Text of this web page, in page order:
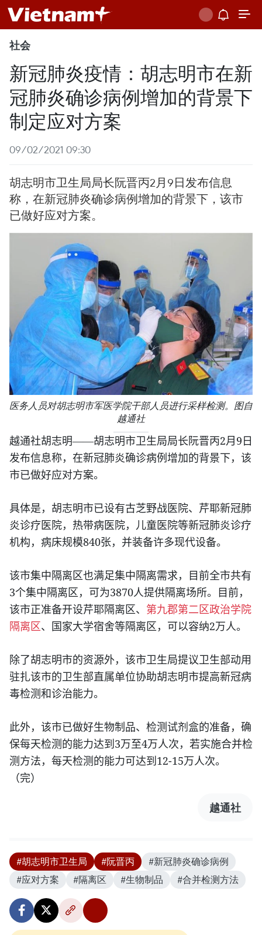
社会
新冠肺炎疫情：胡志明市在新
冠肺炎确诊病例增加的背景下
制定应对方案
09/02/2021 09:30
胡志明市卫生局局长阮晋丙2月9日发布信息
称，在新冠肺炎确诊病例增加的背景下，该市
已做好应对方案。
医务人员对胡志明市军医学院干部人员进行采样检测。图自
越通社
越通社胡志明——胡志明市卫生局局长阮晋丙2月 9 日
发布信息称，在新冠肺炎确诊病例增加的背景下，该
市已做好应对方案。
具体是，胡志明市已设有古芝野战医院、芹耶新冠肺
炎诊疗医院，热带病医院，儿童医院等新冠肺炎诊疗
机构，病床规模840张，并装备许多现代设备。
该市集中隔离区也满足集中隔离需求，目前全市共有
3个集中隔离区，可为3870人提供隔离场所。目前，
该市正准备开设芹耶隔离区、 第九郡第二区政治学院
隔离区、国家大学宿舍等隔离区，可以容纳2万人。
除了胡志明市的资源外，该市卫生局提议卫生部动用
驻扎该市的卫生部直属单位协助胡志明市提高新冠病
毒检测和诊治能力。
此外，该市已做好生物制品、检测试剂盒的准备，确
保每天检测的能力达到 3万至4万人次，若实施合并检
测方法，每天检测的能力可达到 12-15万人次。
（完）
越通社
#胡志明市卫生局 #阮晋丙
#新冠肺炎确诊病例
#应对方案
#隔离区 #生物制品 #合并检测方法